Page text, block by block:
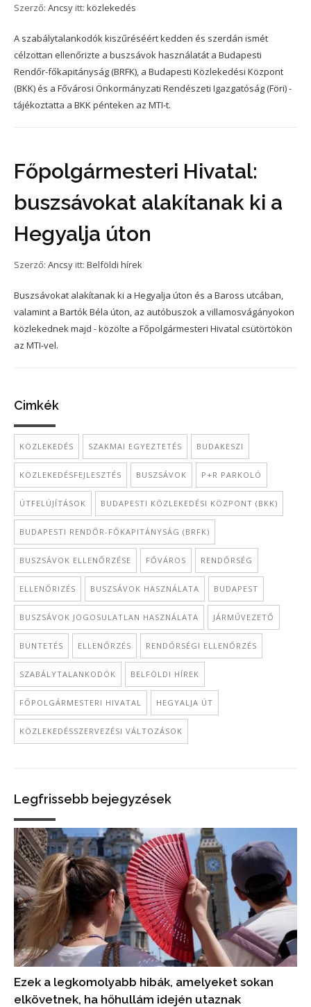
Szerző: Ancsy itt: közlekedés
A szabálytalankodók kiszűréséért kedden és szerdán ismét
célzottan ellenőrizte a buszsávok használatát a Budapesti
Rendőr-főkapitányság (BRFK), a Budapesti Közlekedési Központ
(BKK) és a Fővárosi Önkormányzati Rendészeti Igazgatóság (Föri) -
tájékoztatta a BKK pénteken az MTI-t.
Főpolgármesteri Hivatal:
buszsávokat alakítanak ki a
Hegyalja úton
Szerző: Ancsy itt: Belföldi hírek
Buszsávokat alakítanak ki a Hegyalja úton és a Baross utcában,
valamint a Bartók Béla úton, az autóbuszok a villamosvágányokon
közlekednek majd - közölte a Főpolgármesteri Hivatal csütörtökön
az MTI-vel.
Cimkék
KÖZLEKEDÉS SZAKMAI EGYEZTETÉS BUDAKESZI
KÖZLEKEDÉSFEJLESZTÉS BUSZSÁVOK P+R PARKOLÓ
ÚTFELÚJÍTÁSOK BUDAPESTI KÖZLEKEDÉSI KÖZPONT (BKK)
BUDAPESTI RENDŐR-FŐKAPITÁNYSÁG (BRFK)
BUSZSÁVOK ELLENŐRZÉSE FŐVÁROS RENDŐRSÉG
ELLENŐRIZÉS BUSZSÁVOK HASZNÁLATA BUDAPEST
BUSZSÁVOK JOGOSULATLAN HASZNÁLATA JÁRMŰVEZETŐ
BÜNTETÉS ELLENŐRZÉS RENDŐRSÉGI ELLENŐRZÉS
SZABÁLYTALANKODÓK BELFÖLDI HÍREK
FŐPOLGÁRMESTERI HIVATAL HEGYALJA ÚT
KÖZLEKEDÉSSZERVEZÉSI VÁLTOZÁSOK
Legfrissebb bejegyzések
Ezek a legkomolyabb hibák, amelyeket sokan
elkövetnek, ha hőhullám idején utaznak